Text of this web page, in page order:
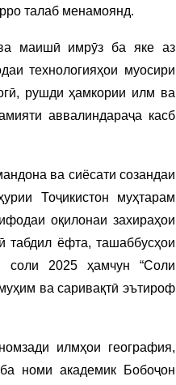
талаб менамоянд.
маишӣ имрӯз ба яке аз
технологияҳои муосири
рушди ҳамкории илм ва
аввалиндараҷа касб
ва сиёсати созандаи
Тоҷикистон муҳтарам
оқилонаи захираҳои
табдил ёфта, ташаббусҳои
соли 2025 ҳамчун “Соли
ва саривақтӣ эътироф
илмҳои география,
номи академик Бобоҷон